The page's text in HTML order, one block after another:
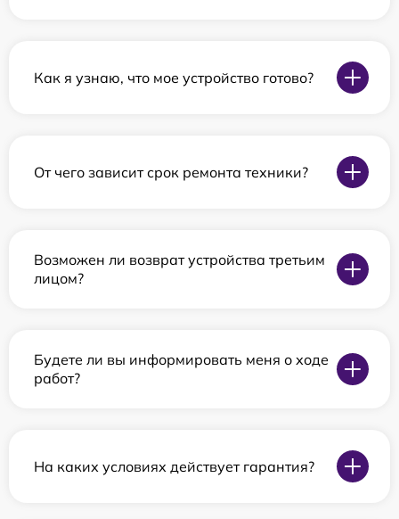
Как я узнаю, что мое устройство готово?
От чего зависит срок ремонта техники?
Возможен ли возврат устройства третьим
лицом?
Будете ли вы информировать меня о ходе
работ?
На каких условиях действует гарантия?